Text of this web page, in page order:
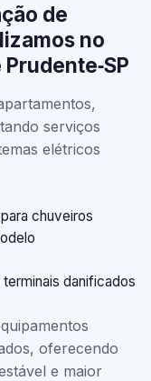
de
no
serviços
elétricos
chuveiros
danificados
oferecendo
e maior